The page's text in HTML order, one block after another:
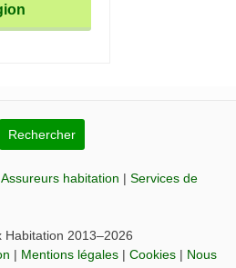
Assureurs habitation | Services de
2013–2026
| Mentions légales | Cookies | Nous